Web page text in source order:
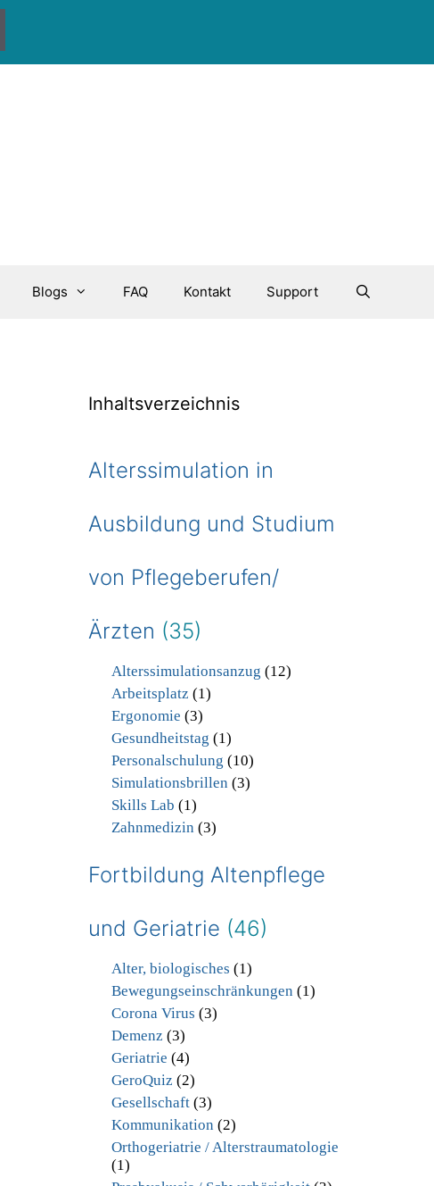
Blogs FAQ Kontakt Support
Inhaltsverzeichnis
Alterssimulation in
Ausbildung und Studium
von Pflegeberufen/
Ärzten (35)
Alterssimulationsanzug (12)
Arbeitsplatz (1)
Ergonomie (3)
Gesundheitstag (1)
Personalschulung (10)
Simulationsbrillen (3)
Skills Lab (1)
Zahnmedizin (3)
Fortbildung Altenpflege
und Geriatrie (46)
Alter, biologisches (1)
Bewegungseinschränkungen (1)
Corona Virus (3)
Demenz (3)
Geriatrie (4)
GeroQuiz (2)
Gesellschaft(3)
Kommunikation (2)
Orthogeriatrie / Alterstraumatologie
(1)